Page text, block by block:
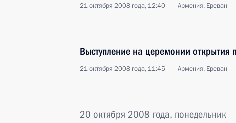
21 октября 2008 года, 12:40 Армения, Ереван
Выступление на церемонии
21 октября 2008 года, 11:45 Армения, Ереван
20 октября 2008 года, понедельник